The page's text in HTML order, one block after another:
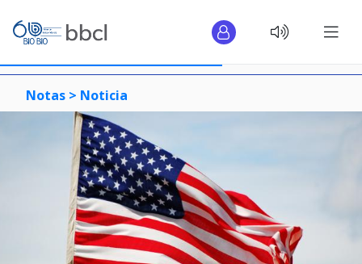
Notas > Noticia